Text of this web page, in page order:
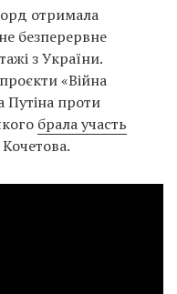
отримала
безперервне
з України.
«Війна
Путіна проти
брала участь